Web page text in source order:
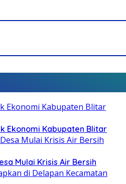
Ekonomi Kabupaten Blitar
Mulai Krisis Air Bersih